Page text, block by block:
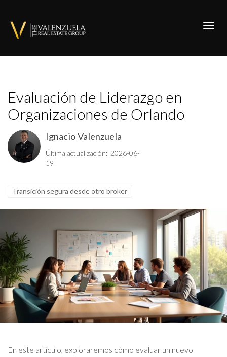
Evaluación de Liderazgo en
Organizaciones de Orlando
Ignacio Valenzuela
Última actualización: 2026-06-
19
Transición segura desde otro broker
En este artículo, exploraremos cómo evaluar un nuevo